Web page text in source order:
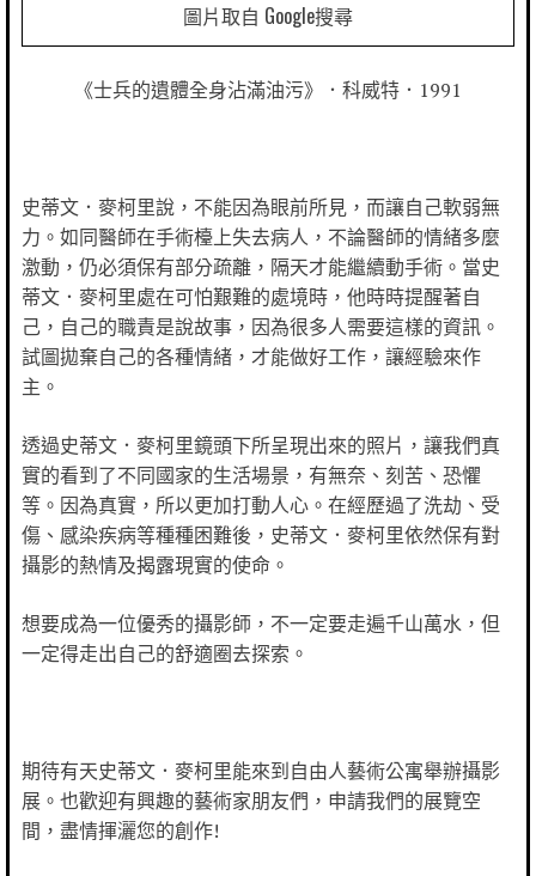
圖片取自 Google搜尋
《士兵的遺體全身沾滿油污》．科威特．1991
史蒂文．麥柯里說，不能因為眼前所見，而讓自己軟弱無
力。如同醫師在手術檯上失去病人，不論醫師的情緒多麼
激動，仍必須保有部分疏離，隔天才能繼續動手術。當史
蒂文．麥柯里處在可怕艱難的處境時，他時時提醒著自
己，自己的職責是說故事，因為很多人需要這樣的資訊。
試圖拋棄自己的各種情緒，才能做好工作，讓經驗來作
主。
透過史蒂文．麥柯里鏡頭下所呈現出來的照片，讓我們真
實的看到了不同國家的生活場景，有無奈、刻苦、恐懼
等。因為真實，所以更加打動人心。在經歷過了洗劫、受
傷、感染疾病等種種困難後，史蒂文．麥柯里依然保有對
攝影的熱情及揭露現實的使命。
想要成為一位優秀的攝影師，不一定要走遍千山萬水，但
一定得走出自己的舒適圈去探索。
期待有天史蒂文．麥柯里能來到自由人藝術公寓舉辦攝影
展。也歡迎有興趣的藝術家朋友們，申請我們的展覽空
間，盡情揮灑您的創作!